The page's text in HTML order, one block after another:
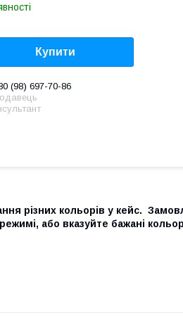
Купити
(98) 697-70-86
різних кольорів у кейс.
або вказуйте бажані